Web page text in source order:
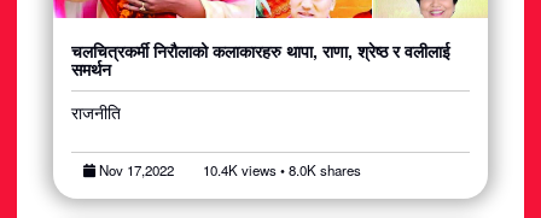
चलचित्रकर्मी निरौलाको कलाकारहरु थापा, राणा, श्रेष्ठ र वलीलाई
समर्थन
राजनीति
Nov 17,2022 10.4K views • 8.0K shares